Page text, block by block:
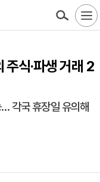
주식·파생 거래 2
… 각국 휴장일 유의해